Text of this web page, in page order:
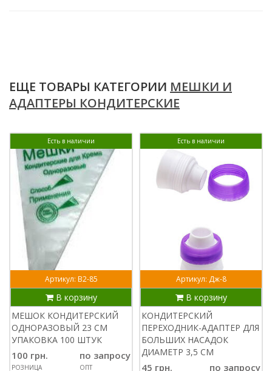
ЕЩЕ ТОВАРЫ КАТЕГОРИИ МЕШКИ И
АДАПТЕРЫ КОНДИТЕРСКИЕ
Есть в наличии
Артикул: В2-85
В корзину
МЕШОК КОНДИТЕРСКИЙ
ОДНОРАЗОВЫЙ 23 СМ
УПАКОВКА 100 ШТУК
100 грн.
РОЗНИЦА
по запросу
ОПТ
Есть в наличии
Артикул: Дж-8
В корзину
КОНДИТЕРСКИЙ
ПЕРЕХОДНИК-АДАПТЕР ДЛЯ
БОЛЬШИХ НАСАДОК
ДИАМЕТР 3,5 СМ
45 грн. по запросу